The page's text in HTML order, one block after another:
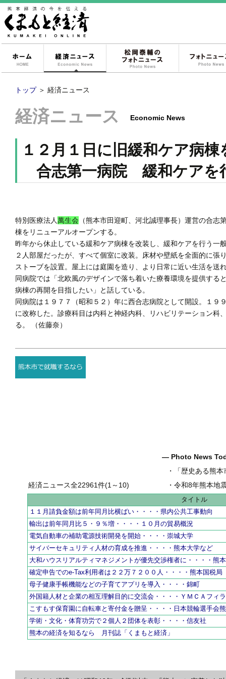
経済ニュース
トップ ＞ 経済ニュース
経済ニュース Economic News
１２月１日に旧緩和ケア病
合志第一病院 緩和ケアを
特別医療法人萬生会 （熊本市田迎町、河北誠理事長）運営の合
棟をリニューアルオープンする。
昨年から休止している緩和ケア病棟を改装し、緩和ケアを行う
２人部屋だったが、すべて個室に改装。床材や壁紙を全面的に
ストーブを設置。屋上には庭園を造り、より日常に近い生活を送
同病院では「北欧風のデザインで落ち着いた療養環境を提供す
病棟の再開を目指したい」と話している。
同病院は１９７７（昭和５２）年に西合志病院として開設。１
に改称した。診療科目は内科と神経内科、リハビリテーション
る。 （佐藤奈）
― Photo News
・
「歴史ある熊本市の壷
・令和8年熊本地
経済ニュース全22961件(1～10)
タイトル
１１月請負金額は前年同月比横ばい・・・・県内公共工事動向
輸出は前年同月比５・９％増・・・・１０月の貿易概況
電気自動車の補助電源技術開発を開始・・・・崇城大学
サイバーセキュリティ人材の育成を推進・・・・熊本大学など
大和ハウスリアルティマネジメントが優先交渉権者に・・・・熊
確定申告でのe-Tax利用者は２２万７２００人・・・・熊本国税局
母子健康手帳機能などの子育てアプリを導入・・・・錦町
外国籍人材と企業の相互理解目的に交流会・・・・ＹＭＣＡフィ
こすもす保育園に自転車と寄付金を贈呈・・・・日本競輪選手会
学術・文化・体育功労で２個人２団体を表彰・・・・信友社
熊本の経済を知るなら 月刊誌「くまもと経済」